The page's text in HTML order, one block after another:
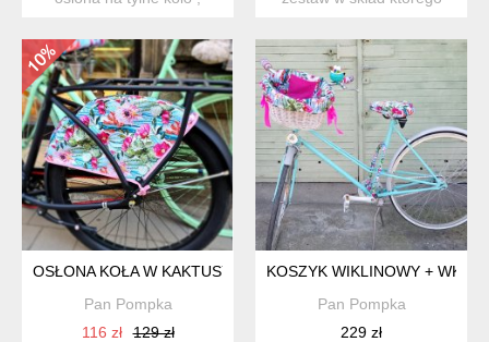
OSŁONA KOŁA W KAKTUSY
Pan Pompka
116 zł
129 zł
KOSZYK WIKLINOWY +
Pan Pompka
229 zł